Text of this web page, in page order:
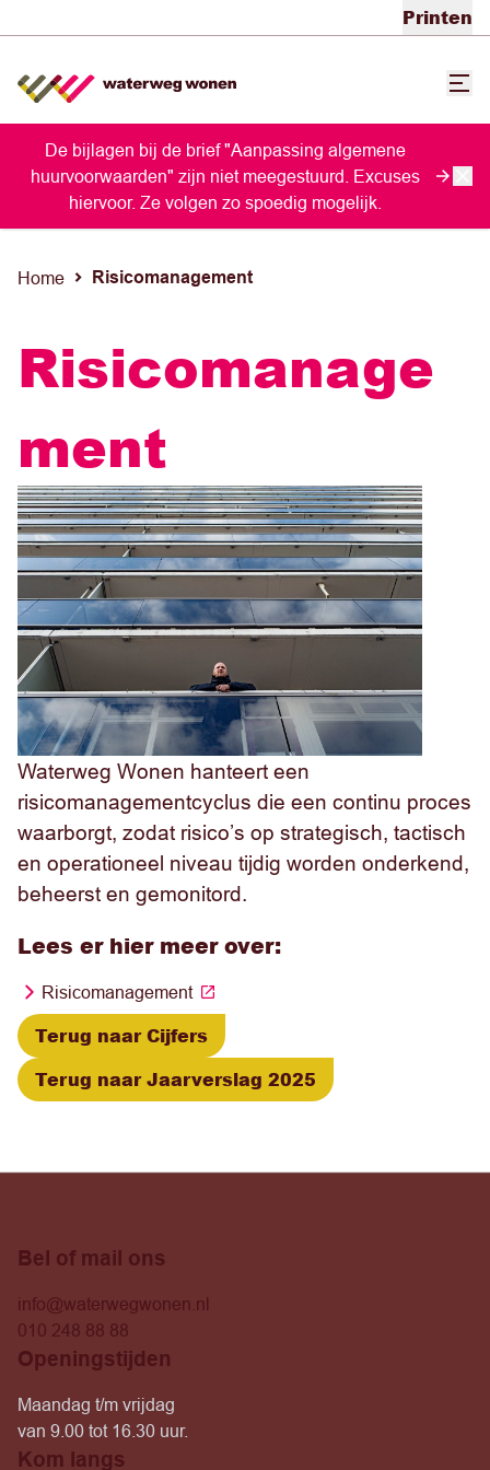
Printen
De bijlagen bij de brief "Aanpassing algemene
huurvoorwaarden" zijn niet meegestuurd. Excuses
hiervoor. Ze volgen zo spoedig mogelijk.
Home Risicomanagement
Risicomanage
ment
Waterweg Wonen hanteert een
risicomanagementcyclus die een continu proces
waarborgt, zodat risico’s op strategisch, tactisch
en operationeel niveau tijdig worden onderkend,
beheerst en gemonitord.
Lees er hier meer over:
Risicomanagement
Terug naar Cijfers
Terug naar Jaarverslag 2025
Bel of mail ons
info@waterwegwonen.nl
010 248 88 88
Openingstijden
Maandag t/m vrijdag
van 9.00 tot 16.30 uur.
Kom langs